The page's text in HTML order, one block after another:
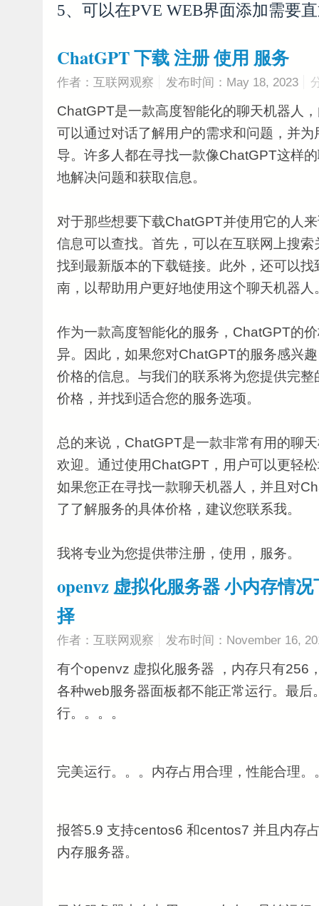
5、可以在PVE WEB界面添加需要
ChatGPT 下载 注册 使用 服务
作者：互联网观察 发布时间：May 18, 2023
ChatGPT是一款高度智能化的聊天机器人
可以通过对话了解用户的需求和问题，并
导。许多人都在寻找一款像ChatGPT这样
地解决问题和获取信息。
对于那些想要下载ChatGPT并使用它的人
信息可以查找。首先，可以在互联网上搜
找到最新版本的下载链接。此外，还可以
南，以帮助用户更好地使用这个聊天机器人
作为一款高度智能化的服务，ChatGPT的
异。因此，如果您对ChatGPT的服务感兴
价格的信息。与我们的联系将为您提供完
价格，并找到适合您的服务选项。
总的来说，ChatGPT是一款非常有用的聊
欢迎。通过使用ChatGPT，用户可以更轻
如果您正在寻找一款聊天机器人，并且对
了了解服务的具体价格，建议您联系我。
我将专业为您提供带注册，使用，服务。
openvz 虚拟化服务器 小内存情
择
作者：互联网观察 发布时间：November 16,
有个openvz 虚拟化服务器 ，内存只有256
各种web服务器面板都不能正常运行。最后
行。。。。
完美运行。。。内存占用合理，性能合理。
报答5.9 支持centos6 和centos7 并且内存
内存服务器。